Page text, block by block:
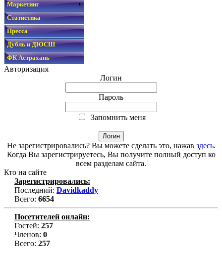
Маркетинг
Статистика
Пресса
Дубль и ДЮСШ
ФК Астрахань
Авторизация
Логин
Пароль
Запомнить меня
Не зарегистрировались? Вы можете сделать это, нажав здесь.
Когда Вы зарегистрируетесь, Вы получите полный доступ ко
всем разделам сайта.
Кто на сайте
Зарегистрировались:
Последний: Davidkaddy
Всего: 6654
Посетителей онлайн:
Гостей: 257
Членов: 0
Всего: 257